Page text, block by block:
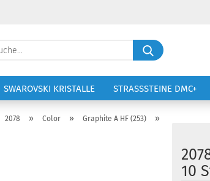
Lieferland Suche...
SWAROVSKI KRISTALLE STRASSSTEINE DMC+
STICKEREI
2078 » Color » Graphite A HF (253) »
10